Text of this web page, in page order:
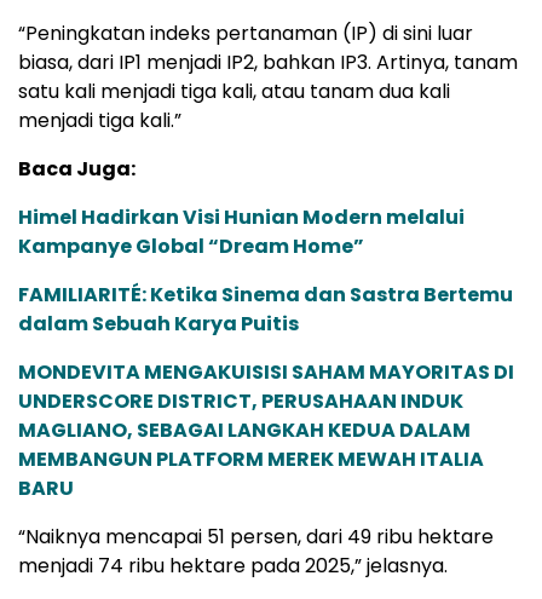
“Peningkatan indeks pertanaman (IP) di sini luar
biasa, dari IP1 menjadi IP2, bahkan IP3. Artinya, tanam
satu kali menjadi tiga kali, atau tanam dua kali
menjadi tiga kali.”
Baca Juga:
Himel Hadirkan Visi Hunian Modern melalui
Kampanye Global “Dream Home”
FAMILIARITÉ: Ketika Sinema dan Sastra Bertemu
dalam Sebuah Karya Puitis
MONDEVITA MENGAKUISISI SAHAM MAYORITAS DI
UNDERSCORE DISTRICT, PERUSAHAAN INDUK
MAGLIANO, SEBAGAI LANGKAH KEDUA DALAM
MEMBANGUN PLATFORM MEREK MEWAH ITALIA
BARU
“Naiknya mencapai 51 persen, dari 49 ribu hektare
menjadi 74 ribu hektare pada 2025,” jelasnya.